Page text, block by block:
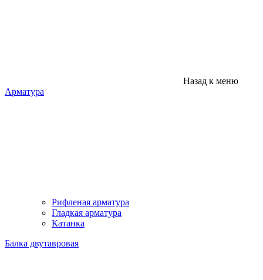
Назад к меню
Арматура
Рифленая арматура
Гладкая арматура
Катанка
Балка двутавровая